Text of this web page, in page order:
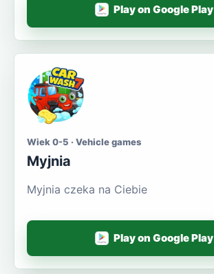
Play on Google Play
Wiek 0-5 · Vehicle games
Myjnia
Myjnia czeka na Ciebie
Play on Google Play